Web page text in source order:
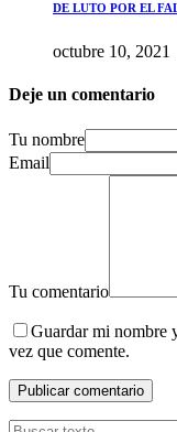
DE LUTO POR EL
octubre 10, 2021
Deje un comentario
Tu nombre
Email
Tu comentario
Guardar mi nombre
vez que comente.